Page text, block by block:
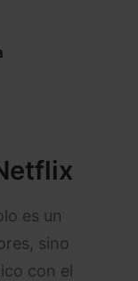
es un
sino
con el